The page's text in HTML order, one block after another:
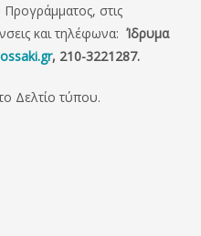
στις
και τηλέφωνα: Ίδρυμα
, 210-3221287.
Δελτίο τύπου.